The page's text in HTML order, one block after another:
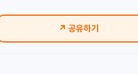
↗ 공유하기